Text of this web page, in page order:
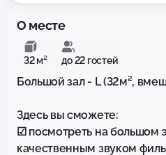
О месте
32 м² до 22 гостей
Большой зал - L (32м²,
Здесь вы сможете:
☑ посмотреть на большом
качественным звуком